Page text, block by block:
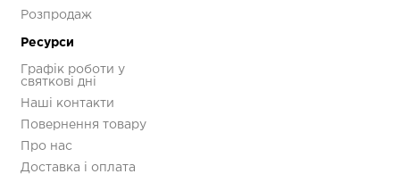
PROGRID OMNI 9
5 593 грн
Розпродаж
Ресурси
Графік роботи у
святкові дні
Наші контакти
Повернення товару
Про нас
Доставка і оплата